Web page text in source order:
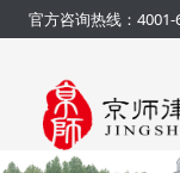
官方咨询热线：4001-